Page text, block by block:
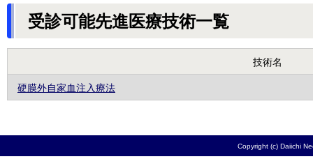
受診可能先進医療技術一覧
技術名
硬膜外自家血注入療法
Copyright (c) Daiichi